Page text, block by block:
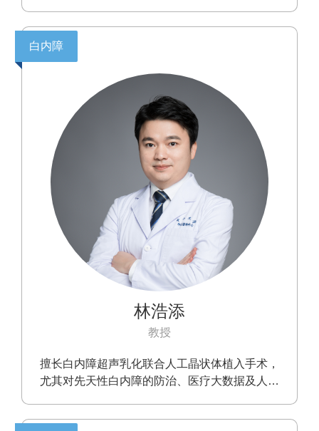
为丰富的临床经验。率先在国内开展超声乳化手
式超声乳化手术，国内率先开展双手微切口超声
乳化技术，囊袋张力环植入术等多项新技术。
林浩添
教授
擅长白内障超声乳化联合人工晶状体植入手术，
尤其对先天性白内障的防治、医疗大数据及人工
白内障